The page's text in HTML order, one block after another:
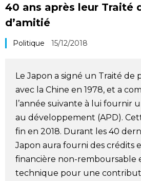
Économie
Société
Culture
Gastronomie
Le japonais
En plus
40 ans après leur Traité
d’amitié
Politique 15/12/2018
Le Japon a signé un Traité de
avec la Chine en 1978, et a
l’année suivante à lui fournir
au développement (APD).
fin en 2018. Durant les 40
Japon aura fourni des crédits
financière non-remboursable
technique pour une